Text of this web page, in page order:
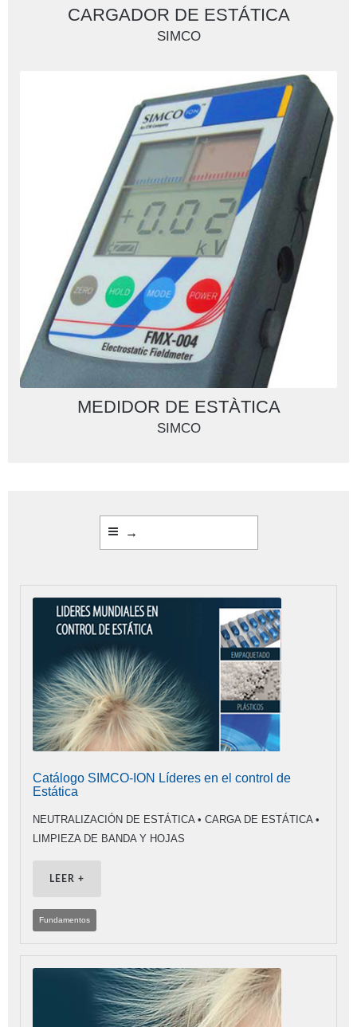
CARGADOR DE ESTÁTICA
SIMCO
MEDIDOR DE ESTÀTICA
SIMCO
→
Catálogo SIMCO-ION Líderes en el control de
Estática
NEUTRALIZACIÓN DE ESTÁTICA • CARGA DE ESTÁTICA •
LIMPIEZA DE BANDA Y HOJAS
LEER +
Fundamentos